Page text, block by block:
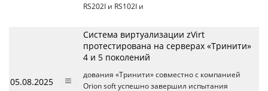
RS202I и RS102I и
05.08.2025
Система виртуализации zVirt
протестирована на серверах «Тринити»
4 и 5 поколений
дования «Тринити» совместно с компанией
Orion soft успешно завершил испытания